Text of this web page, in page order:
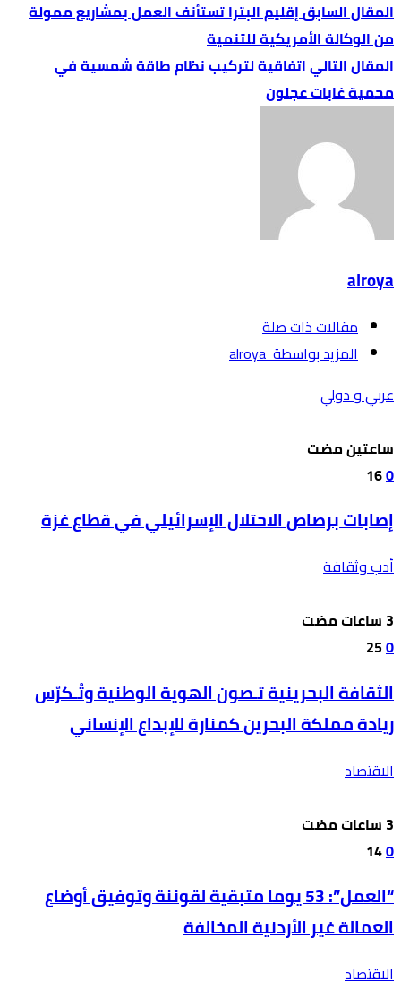
إقليم البترا تستأنف العمل بمشاريع ممولة
من الوكالة الأمريكية للتنمية
اتفاقية لتركيب نظام طاقة شمسية في
محمية غابات عجلون
alroya
‫مقالات ذات صلة‬
‫‫المزيد بواسطة‬ ‬ alroya
عربي و دولي
‫‫‫‏‫ساعتين مضت‬
0
16
إصابات برصاص الاحتلال الإسرائيلي في قطاع غزة
أدب وثقافة
0
25
الثقافة البحرينية تـصون الهوية الوطنية وتُـكرّس
ريادة مملكة البحرين كمنارة للإبداع الإنساني
الاقتصاد
0
14
“العمل”: 53 يوما متبقية لقوننة وتوفيق أوضاع
العمالة غير الأردنية المخالفة
الاقتصاد